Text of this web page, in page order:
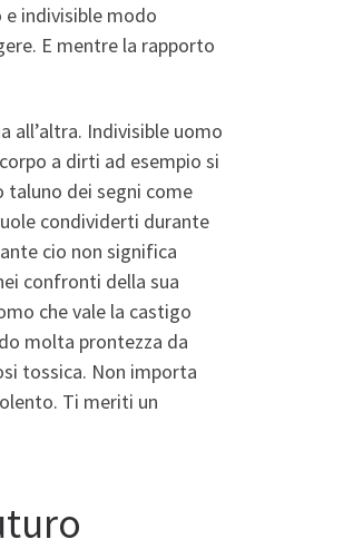
indivisible modo
E mentre la rapporto
all’altra. Indivisible uomo
a dirti ad esempio si
taluno dei segni come
condividerti durante
cio non significa
confronti della sua
che vale la castigo
molta prontezza da
tossica. Non importa
Ti meriti un